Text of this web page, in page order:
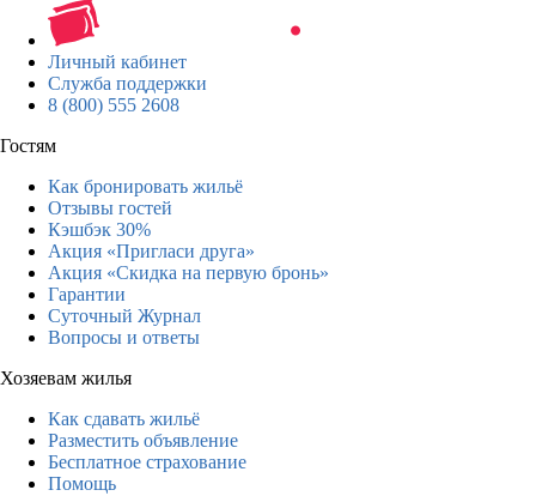
Личный кабинет
Служба поддержки
8 (800) 555 2608
Гостям
Как бронировать жильё
Отзывы гостей
Кэшбэк 30%
Акция «Пригласи друга»
Акция «Скидка на первую бронь»
Гарантии
Суточный Журнал
Вопросы и ответы
Хозяевам жилья
Как сдавать жильё
Разместить объявление
Бесплатное страхование
Помощь